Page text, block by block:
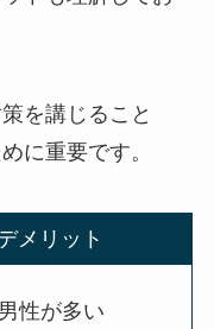
を講じること
に重要です。
メリット
性が多い